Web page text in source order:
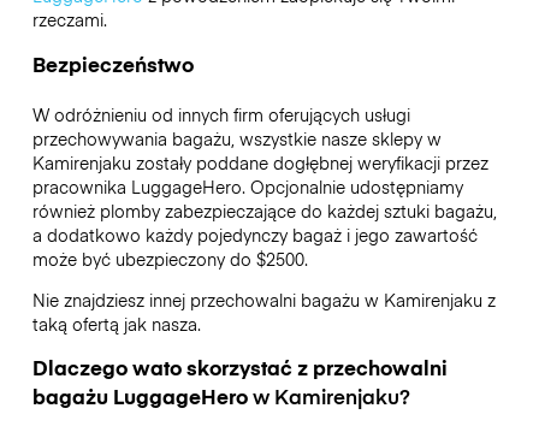
rzeczami.
Bezpieczeństwo
W odróżnieniu od innych firm oferujących usługi
przechowywania bagażu, wszystkie nasze sklepy w
Kamirenjaku zostały poddane dogłębnej weryfikacji przez
pracownika LuggageHero. Opcjonalnie udostępniamy
również plomby zabezpieczające do każdej sztuki bagażu,
a dodatkowo każdy pojedynczy bagaż i jego zawartość
może być ubezpieczony do $2500.
Nie znajdziesz innej przechowalni bagażu w Kamirenjaku z
taką ofertą jak nasza.
Dlaczego wato skorzystać z przechowalni
bagażu LuggageHerow Kamirenjaku?